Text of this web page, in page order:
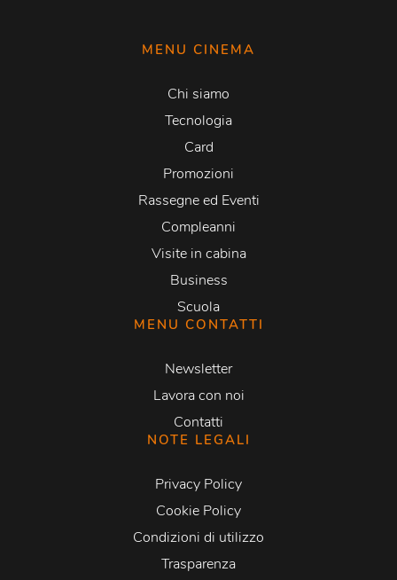
MENU CINEMA
Chi siamo
Tecnologia
Card
Promozioni
Rassegne ed Eventi
Compleanni
Visite in cabina
Business
Scuola
MENU CONTATTI
Newsletter
Lavora con noi
Contatti
NOTE LEGALI
Privacy Policy
Cookie Policy
Condizioni di utilizzo
Trasparenza